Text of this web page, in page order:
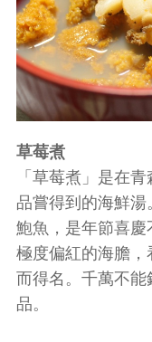
草莓煮
「草莓煮」是在
品嘗得到的海鮮
鮑魚，是年節喜
極度偏紅的海膽
而得名。千萬不
品。